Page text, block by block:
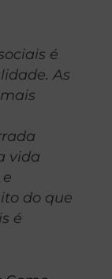
é
As
vida
do que
é